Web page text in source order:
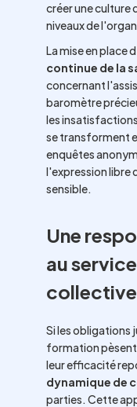
créer une culture
niveaux de
La mise en place
continue de la
concernant
baromètre
les
se transforment
enquêtes
l'expression libre
sensible.
Une
au
collective
Si les obligations
formation
leur efficacité
dynamique de
parties. Cette